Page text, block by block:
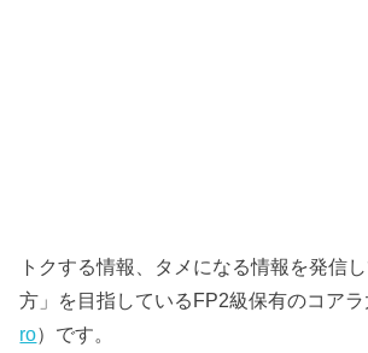
トクする情報、タメになる情報を発信
方」を目指しているFP2級保有のコアラ
ro）です。